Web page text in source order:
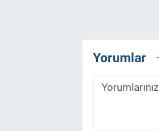
Yorumlar